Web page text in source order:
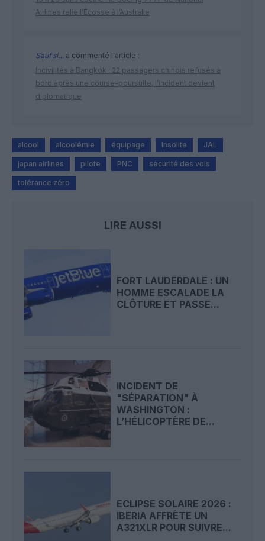
Airlines relie l’Écosse à l’Australie
Sauf si… a commenté l'article :
Incivilités à Bangkok : 22 passagers chinois refusés à
bord après une course-poursuite, l’incident devient
diplomatique
alcool alcoolémie équipage Insolite JAL
japan airlines pilote PNC sécurité des vols
tolérance zéro
LIRE AUSSI
FORT LAUDERDALE : UN
HOMME ESCALADE LA
CLÔTURE ET PASSE...
INCIDENT DE
"SÉPARATION" À
WASHINGTON :
L’HÉLICOPTÈRE DE...
ECLIPSE SOLAIRE 2026 :
IBERIA AFFRÈTE UN
A321XLR POUR SUIVRE...